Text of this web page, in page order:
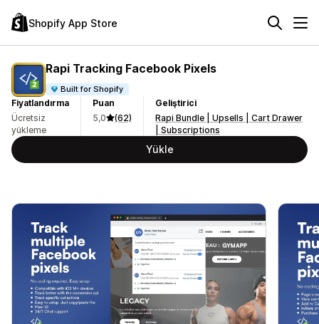
Shopify App Store
Rapi Tracking Facebook Pixels
Built for Shopify
Fiyatlandırma
Ücretsiz
yükleme
Puan
5,0
(62)
Geliştirici
Rapi Bundle | Upsells | Cart Drawer
| Subscriptions
Yükle